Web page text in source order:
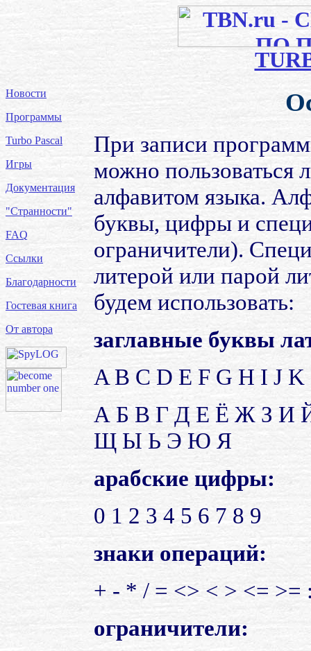
Новости
Программы
Turbo Pascal
Игры
Документация
"Странности"
FAQ
Ссылки
Благодарности
Гостевая книга
От автора
При записи
можно
алфавитом языка.
буквы, цифры и
ограничители).
литерой или парой
будем использовать:
заглавные буквы
A B C D E F G H I J
А Б В Г Д Е Ё Ж З
Щ Ы Ь Э Ю Я
арабские цифры:
0 1 2 3 4 5 6 7 8 9
знаки операций:
+ - * / = <> < > <= >=
ограничители: